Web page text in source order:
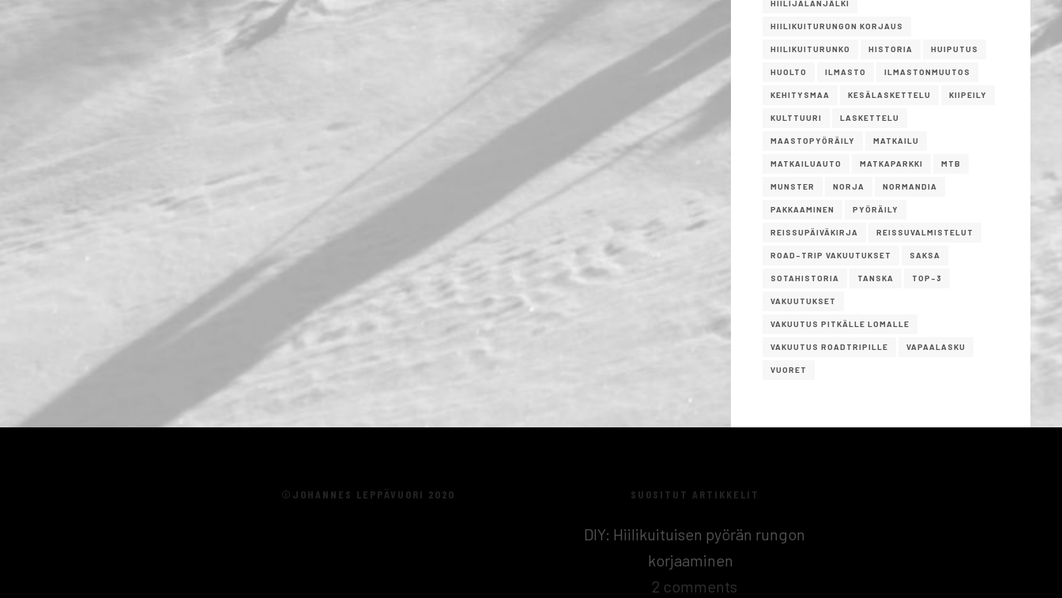
HIILIJALANJÄLKI
HIILIKUITURUNGON KORJAUS
HIILIKUITURUNKO HISTORIA HUIPUTUS
HUOLTO ILMASTO ILMASTONMUUTOS
KEHITYSMAA KESÄLASKETTELU KIIPEILY
KULTTUURI LASKETTELU
MAASTOPYÖRÄILY MATKAILU
MATKAILUAUTO MATKAPARKKI MTB
MUNSTER NORJA NORMANDIA
PAKKAAMINEN PYÖRÄILY
REISSUPÄIVÄKIRJA REISSUVALMISTELUT
ROAD-TRIP VAKUUTUKSET SAKSA
SOTAHISTORIA TANSKA TOP-3
VAKUUTUKSET
VAKUUTUS PITKÄLLE LOMALLE
VAKUUTUS ROADTRIPILLE VAPAALASKU
VUORET
©JOHANNES LEPPÄVUORI 2020 SUOSITUT ARTIKKELIT
DIY: Hiilikuituisen pyörän rungon
korjaaminen
2 comments